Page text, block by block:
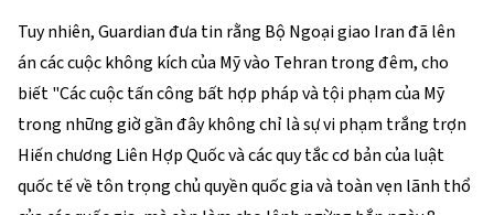
Tuy nhiên, Guardian đưa tin rằng Bộ Ngoại giao Iran đã lên
án các cuộc không kích của Mỹ vào Tehran trong đêm, cho
biết "Các cuộc tấn công bất hợp pháp và tội phạm của Mỹ
trong những giờ gần đây không chỉ là sự vi phạm trắng trợn
Hiến chương Liên Hợp Quốc và các quy tắc cơ bản của luật
quốc tế về tôn trọng chủ quyền quốc gia và toàn vẹn lãnh thổ